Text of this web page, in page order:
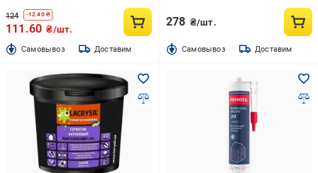
124 -12.40₴
111.60 ₴/шт.
Cамовывоз Доставим
278 ₴/шт.
Cамовывоз Доставим